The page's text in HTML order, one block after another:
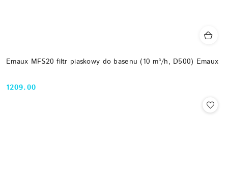
Emaux MFS20 filtr piaskowy do basenu (10 m³/h, D500) Emaux
Cena:
1209.00